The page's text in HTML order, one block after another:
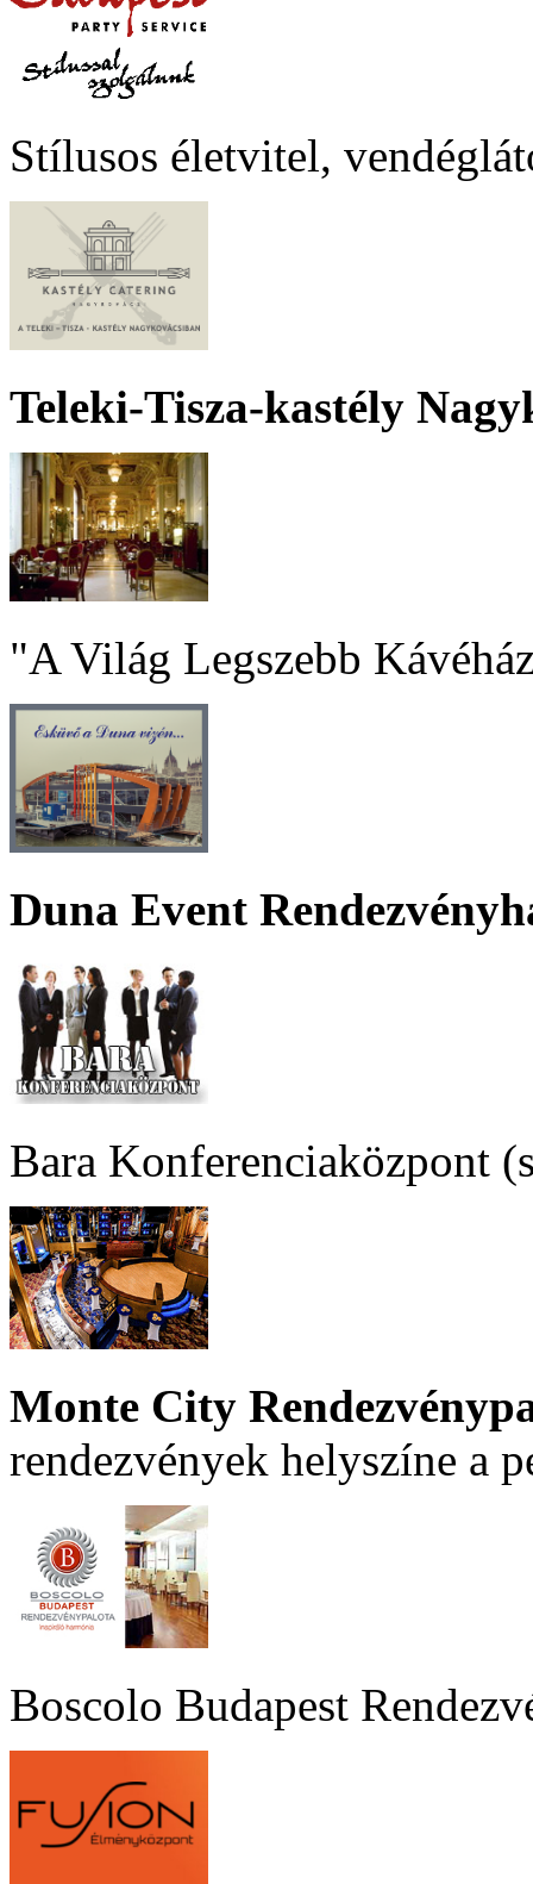
Stílusos életvitel,
Teleki-Tisza-kastély
"A Világ Legszebb
Duna Event
Bara Konferenciaközpont
Monte City
rendezvények helyszíne a
Boscolo Budapest